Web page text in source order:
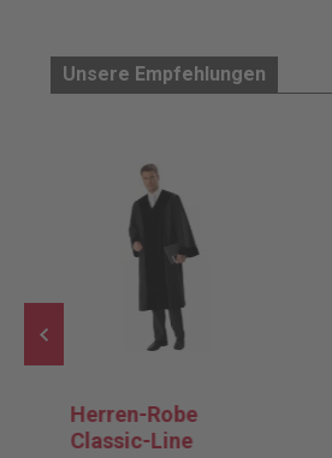
Unsere Empfehlungen
Herren-Robe
Classic-Line